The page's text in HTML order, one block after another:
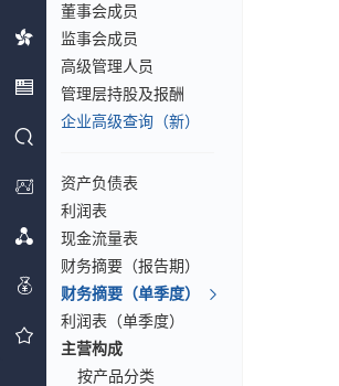
董事会成员
监事会成员
高级管理人员
管理层持股及报酬
企业高级查询（新）
资产负债表
利润表
现金流量表
财务摘要（报告期）
财务摘要（单季度）
利润表（单季度）
主营构成
按产品分类